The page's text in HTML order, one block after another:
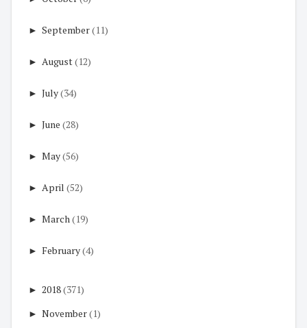
► September(11)
► August(12)
► July(34)
► June (28)
► May(56)
► April (52)
► March(19)
► February(4)
► 2018(371)
► November(1)